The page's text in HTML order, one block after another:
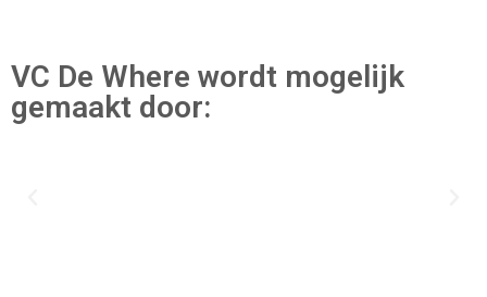
VC De Where wordt mogelijk
gemaakt door: